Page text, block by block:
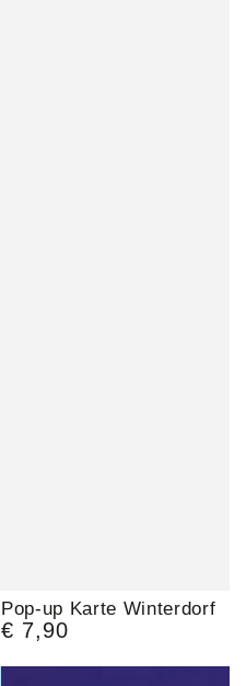
Pop-up Karte Winterdorf
Regulärer
€ 7,90